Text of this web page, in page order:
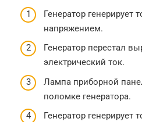
Генератор генерирует
напряжением.
Генератор перестал
электрический ток.
Лампа приборной
поломке генератора.
Генератор